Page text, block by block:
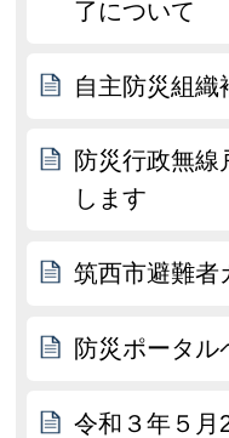
了について
自主防災組織
防災行政無線
します
筑西市避難者
防災ポータル
令和３年５月